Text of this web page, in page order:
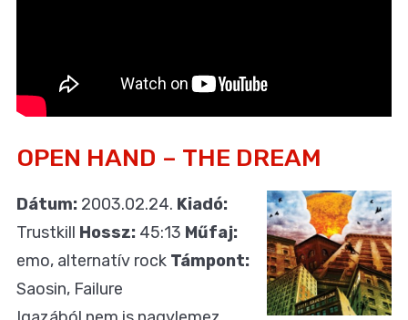
OPEN HAND – THE DREAM
Dátum: 2003.02.24. Kiadó:
Trustkill Hossz: 45:13 Műfaj:
emo, alternatív rock Támpont:
Saosin, Failure